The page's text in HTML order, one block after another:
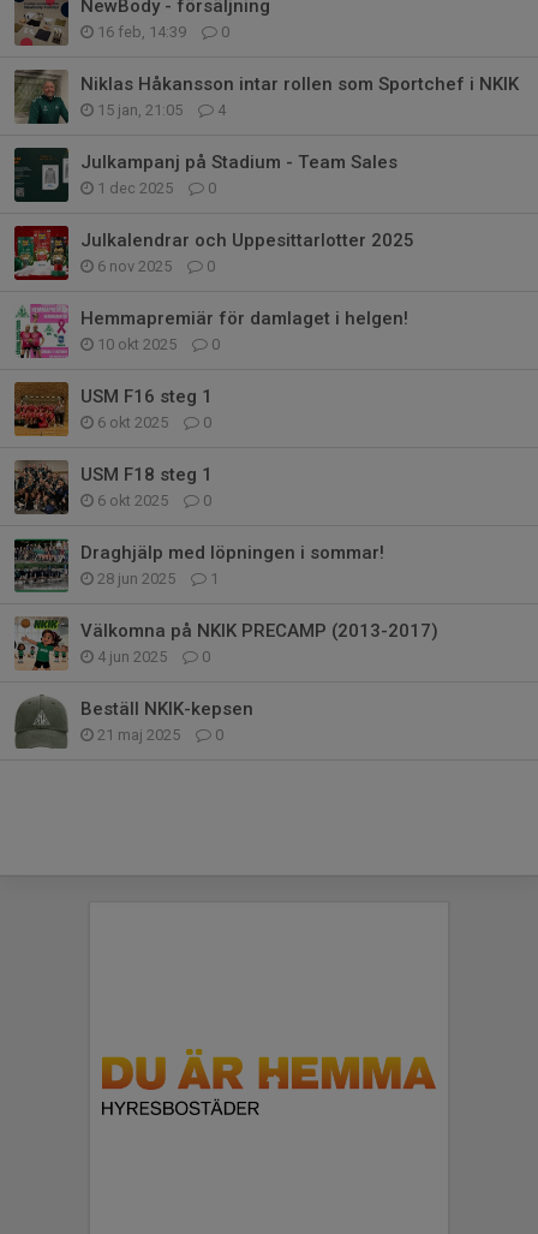
NewBody - försäljning
16 feb, 14:39 0
Niklas Håkansson intar rollen som Sportchef i NKIK
15 jan, 21:05 4
Julkampanj på Stadium - Team Sales
1 dec 2025 0
Julkalendrar och Uppesittarlotter 2025
6 nov 2025 0
Hemmapremiär för damlaget i helgen!
10 okt 2025 0
USM F16 steg 1
6 okt 2025 0
USM F18 steg 1
6 okt 2025 0
Draghjälp med löpningen i sommar!
28 jun 2025 1
Välkomna på NKIK PRECAMP (2013-2017)
4 jun 2025 0
Beställ NKIK-kepsen
21 maj 2025 0